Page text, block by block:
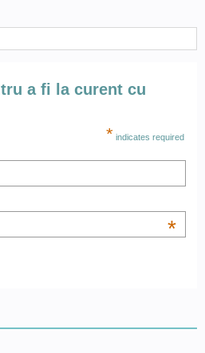
a fi la curent cu
* indicates required
*